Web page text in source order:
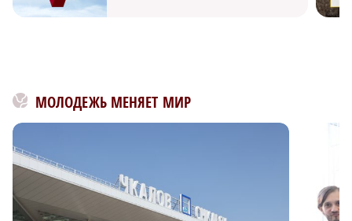
МОЛОДЕЖЬ МЕНЯЕТ МИР